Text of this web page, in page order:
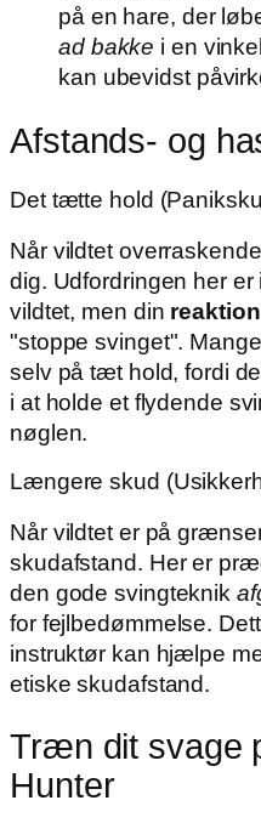
på en hare, der
ad bakke i en
kan ubevidst
Afstands- og
Det tætte hold
Når vildtet
dig. Udfordringen her
vildtet, men din reaktion
"stoppe svinget".
selv på tæt hold, fordi
i at holde et flydende
nøglen.
Længere skud
Når vildtet er på
skudafstand. Her er
den gode svingteknik
for fejlbedømmelse.
instruktør kan hjælpe
etiske skudafstand.
Træn dit svage
Hunter